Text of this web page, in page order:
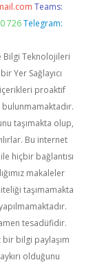
Teams:
726 Telegram:
Bilgi Teknolojileri
Yer Sağlayıcı
proaktif
taşımakta olup,
Bu internet
hiçbir bağlantısı
makaleler
taşımamakta
tesadüfidir.
bir bilgi paylaşım
olduğunu